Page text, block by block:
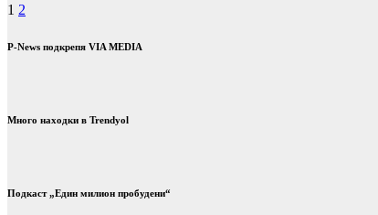
Разделяне
на
страници
1 2
P-News подкрепя VIA MEDIA
Много находки в Trendyol
Подкаст „Един милион пробудени“